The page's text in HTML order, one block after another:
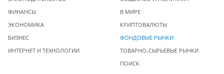
ФИНАНСЫ
ЭКОНОМИКА
БИЗНЕС
ИНТЕРНЕТ И ТЕХНОЛОГИИ
В МИРЕ
КРИПТОВАЛЮТЫ
ФОНДОВЫЕ РЫНКИ
ТОВАРНО-СЫРЬЕВЫЕ РЫНКИ
ПОИСК